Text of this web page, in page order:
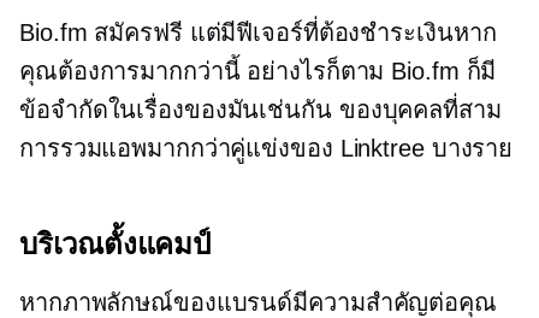
Bio.fm สมัครฟรี แต่มีฟีเจอร์ที่ต้องชำระเงินหาก
คุณต้องการมากกว่านี้ อย่างไรก็ตาม Bio.fm ก็มี
ข้อจำกัดในเรื่องของมันเช่นกัน ของบุคคลที่สาม
การรวมแอพมากกว่าคู่แข่งของ Linktree บางราย
บริเวณตั้งแคมป์
หากภาพลักษณ์ของแบรนด์มีความสำคัญต่อคุณ